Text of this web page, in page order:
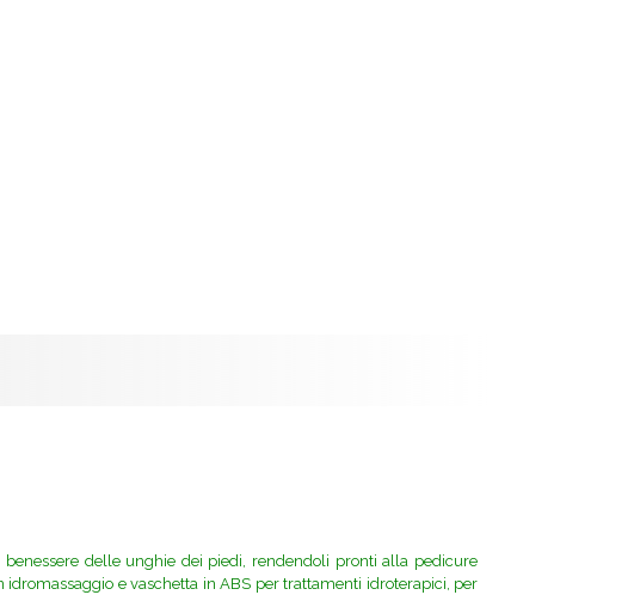
delle unghie dei piedi, rendendoli pronti alla pedicure
e vaschetta in ABS per trattamenti idroterapici, per